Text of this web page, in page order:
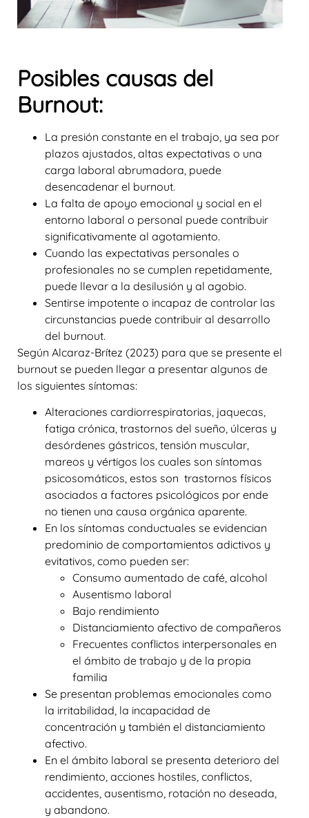
Posibles causas del
Burnout:
La presión constante en el trabajo, ya sea por
plazos ajustados, altas expectativas o una
carga laboral abrumadora, puede
desencadenar el burnout.
La falta de apoyo emocional y social en el
entorno laboral o personal puede contribuir
significativamente al agotamiento.
Cuando las expectativas personales o
profesionales no se cumplen repetidamente,
puede llevar a la desilusión y al agobio.
Sentirse impotente o incapaz de controlar las
circunstancias puede contribuir al desarrollo
del burnout.
Según Alcaraz-Brítez (2023) para que se presente el
burnout se pueden llegar a presentar algunos de
los siguientes síntomas:
Alteraciones cardiorrespiratorias, jaquecas,
fatiga crónica, trastornos del sueño, úlceras y
desórdenes gástricos, tensión muscular,
mareos y vértigos los cuales son síntomas
psicosomáticos, estos son trastornos físicos
asociados a factores psicológicos por ende
no tienen una causa orgánica aparente.
En los síntomas conductuales se evidencian
predominio de comportamientos adictivos y
evitativos, como pueden ser:
Consumo aumentado de café, alcohol
Ausentismo laboral
Bajo rendimiento
Distanciamiento afectivo de compañeros
Frecuentes conflictos interpersonales en
el ámbito de trabajo y de la propia
familia
Se presentan problemas emocionales como
la irritabilidad, la incapacidad de
concentración y también el distanciamiento
afectivo.
En el ámbito laboral se presenta deterioro del
rendimiento, acciones hostiles, conflictos,
accidentes, ausentismo, rotación no deseada,
y abandono.